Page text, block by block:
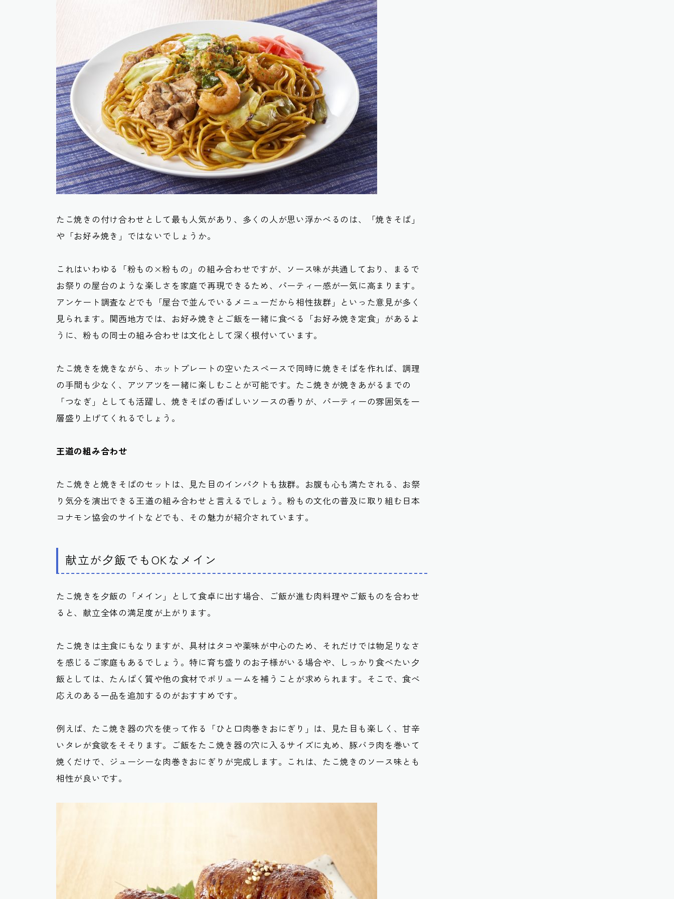
たこ焼きの付け合わせとして最も人気があり、多くの人が思い浮かべるのは、「焼きそば」
や「お好み焼き」ではないでしょうか。
これはいわゆる「粉もの×粉もの」の組み合わせですが、ソース味が共通しており、まるで
お祭りの屋台のような楽しさを家庭で再現できるため、パーティー感が一気に高まります。
アンケート調査などでも「屋台で並んでいるメニューだから相性抜群」といった意見が多く
見られます。関西地方では、お好み焼きとご飯を一緒に食べる「お好み焼き定食」があるよ
うに、粉もの同士の組み合わせは文化として深く根付いています。
たこ焼きを焼きながら、ホットプレートの空いたスペースで同時に焼きそばを作れば、調理
の手間も少なく、アツアツを一緒に楽しむことが可能です。たこ焼きが焼きあがるまでの
「つなぎ」としても活躍し、焼きそばの香ばしいソースの香り が、パーティーの雰囲気を一
層盛り上げてくれるでしょう。
王道の組み合わせ
たこ焼きと焼きそばのセットは、見た目のインパクトも抜群。お腹も心も満たされる、お祭
り気分を演出できる王道の組み合わせと言えるでしょう。粉もの文化の普及に取り組む日本
コナモン協会のサイトなどでも、その魅力が紹介されています。
献立が夕飯でもOKなメイン
たこ焼きを夕飯の「メイン」として食卓に出す場合、ご飯が進む肉料理やご飯ものを合わせ
ると、献立全体の満足度が上がります。
たこ焼きは主食にもなりますが、具材はタコや薬味が中心のため、それだけでは物足りなさ
を感じるご家庭もあるでしょう。特に育ち盛りのお子様がいる場合や、しっかり食べたい夕
飯としては、たんぱく質や他の食材でボリュームを補うことが求められます。そこで、食べ
応えのある一品を追加するのがおすすめです。
例えば、たこ焼き器の穴を使って作る「ひと口肉巻きおにぎり」は、見た目も楽しく、甘辛
いタレが食欲をそそります。ご飯をたこ焼き器の穴に入るサイズに丸め、豚バラ肉を巻いて
焼くだけで、ジューシーな肉巻きおにぎりが完成します。これは、たこ焼きのソース味とも
相性が良いです。